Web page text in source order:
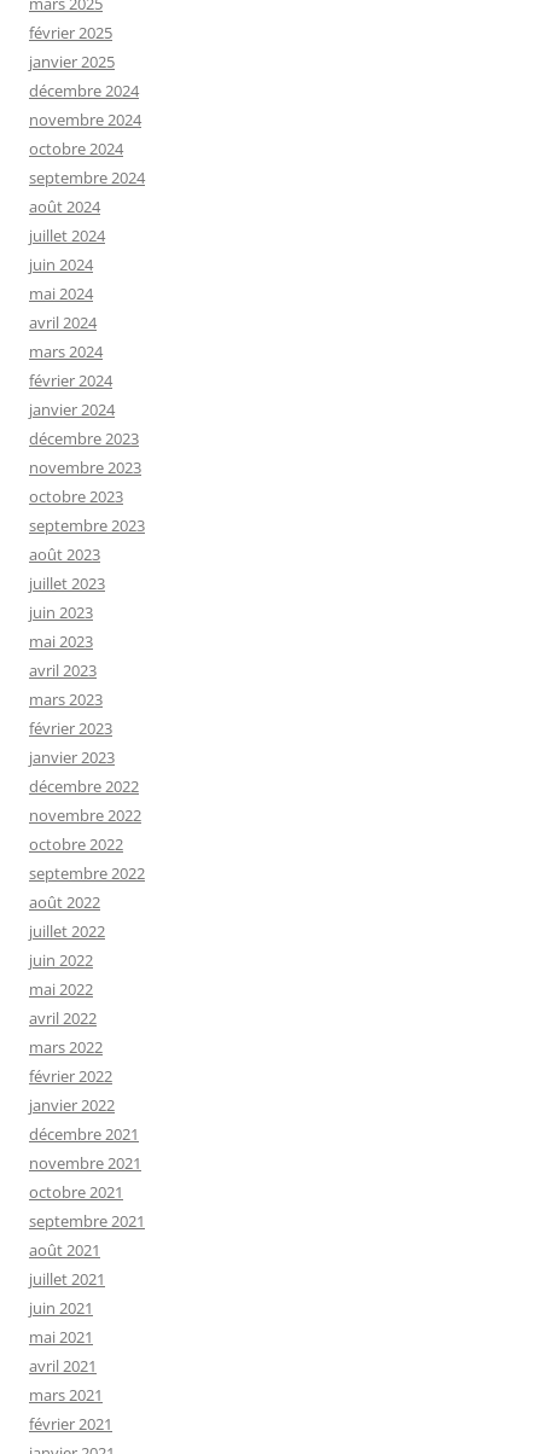
février 2025
janvier 2025
décembre 2024
novembre 2024
octobre 2024
septembre 2024
août 2024
juillet 2024
juin 2024
mai 2024
avril 2024
mars 2024
février 2024
janvier 2024
décembre 2023
novembre 2023
octobre 2023
septembre 2023
août 2023
juillet 2023
juin 2023
mai 2023
avril 2023
mars 2023
février 2023
janvier 2023
décembre 2022
novembre 2022
octobre 2022
septembre 2022
août 2022
juillet 2022
juin 2022
mai 2022
avril 2022
mars 2022
février 2022
janvier 2022
décembre 2021
novembre 2021
octobre 2021
septembre 2021
août 2021
juillet 2021
juin 2021
mai 2021
avril 2021
mars 2021
février 2021